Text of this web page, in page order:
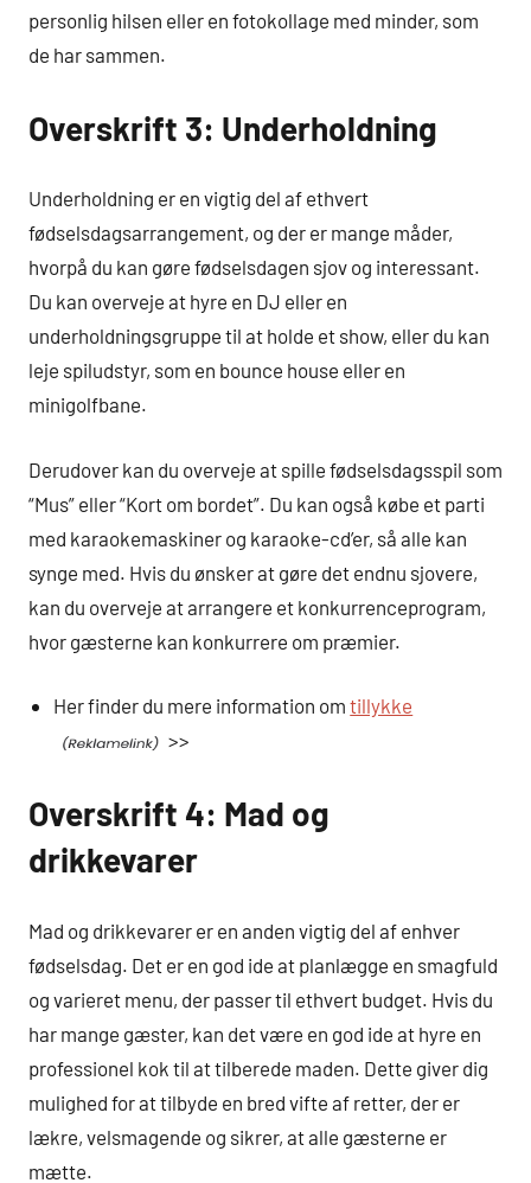
personlig hilsen eller en fotokollage med minder, som
de har sammen.
Overskrift 3: Underholdning
Underholdning er en vigtig del af ethvert
fødselsdagsarrangement, og der er mange måder,
hvorpå du kan gøre fødselsdagen sjov og interessant.
Du kan overveje at hyre en DJ eller en
underholdningsgruppe til at holde et show, eller du kan
leje spiludstyr, som en bounce house eller en
minigolfbane.
Derudover kan du overveje at spille fødselsdagsspil som
“Mus” eller “Kort om bordet”. Du kan også købe et parti
med karaokemaskiner og karaoke-cd’er, så alle kan
synge med. Hvis du ønsker at gøre det endnu sjovere,
kan du overveje at arrangere et konkurrenceprogram,
hvor gæsterne kan konkurrere om præmier.
Her finder du mere information omtillykke
>>
Overskrift 4: Mad og
drikkevarer
Mad og drikkevarer er en anden vigtig del af enhver
fødselsdag. Det er en god ide at planlægge en smagfuld
og varieret menu, der passer til ethvert budget. Hvis du
har mange gæster, kan det være en god ide at hyre en
professionel kok til at tilberede maden. Dette giver dig
mulighed for at tilbyde en bred vifte af retter, der er
lækre, velsmagende og sikrer, at alle gæsterne er
mætte.